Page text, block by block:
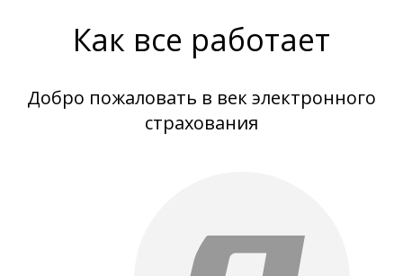
Как все работает
Добро пожаловать в век электронного
страхования